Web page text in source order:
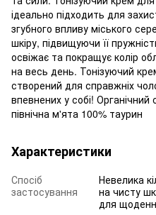
ідеально підходить для
згубного впливу міського
шкіру, підвищуючи її
освіжає та покращує колір
на весь день. Тонізуючий
створений для справжніх
впевнених у собі!
північна м'ята 100% таурин
Характеристики
Спосіб
застосування
Невелика
на чисту
для